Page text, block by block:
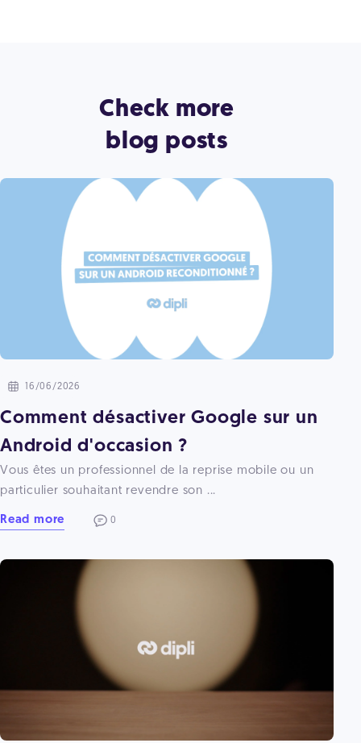
Check more
blog posts
16/06/2026
Comment désactiver Google sur un
Android d'occasion ?
Vous êtes un professionnel de la reprise mobile ou un
particulier souhaitant revendre son ...
Read more 0